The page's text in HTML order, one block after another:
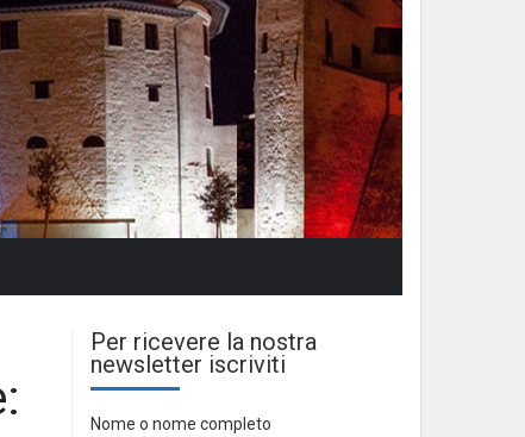
Per ricevere la nostra
newsletter iscriviti
Nome o nome completo